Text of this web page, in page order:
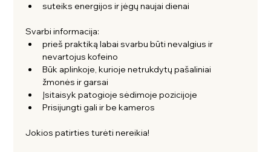
suteiks energijos ir jėgų naujai dienai
Svarbi informacija:
prieš praktiką labai svarbu būti nevalgius ir
nevartojus kofeino
Būk aplinkoje, kurioje netrukdytų pašaliniai
žmonės ir garsai
Įsitaisyk patogioje sėdimoje pozicijoje
Prisijungti gali ir be kameros
Jokios patirties turėti nereikia!